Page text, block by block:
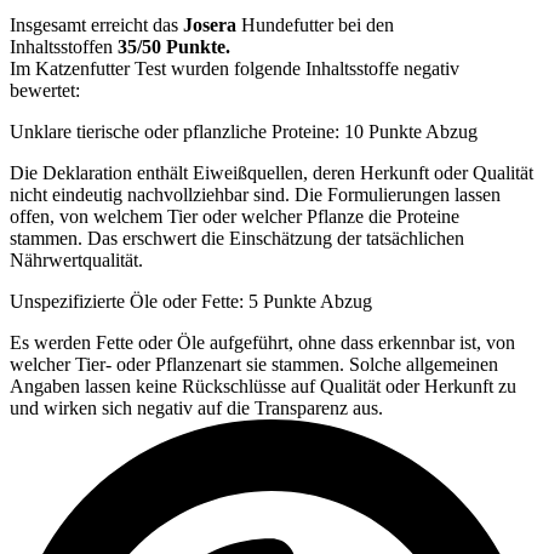
Insgesamt erreicht das Josera Hundefutter bei den
Inhaltsstoffen 35/50 Punkte.
Im Katzenfutter Test wurden folgende Inhaltsstoffe negativ
bewertet:
Unklare tierische oder pflanzliche Proteine: 10 Punkte Abzug
Die Deklaration enthält Eiweißquellen, deren Herkunft oder Qualität
nicht eindeutig nachvollziehbar sind. Die Formulierungen lassen
offen, von welchem Tier oder welcher Pflanze die Proteine
stammen. Das erschwert die Einschätzung der tatsächlichen
Nährwertqualität.
Unspezifizierte Öle oder Fette: 5 Punkte Abzug
Es werden Fette oder Öle aufgeführt, ohne dass erkennbar ist, von
welcher Tier- oder Pflanzenart sie stammen. Solche allgemeinen
Angaben lassen keine Rückschlüsse auf Qualität oder Herkunft zu
und wirken sich negativ auf die Transparenz aus.